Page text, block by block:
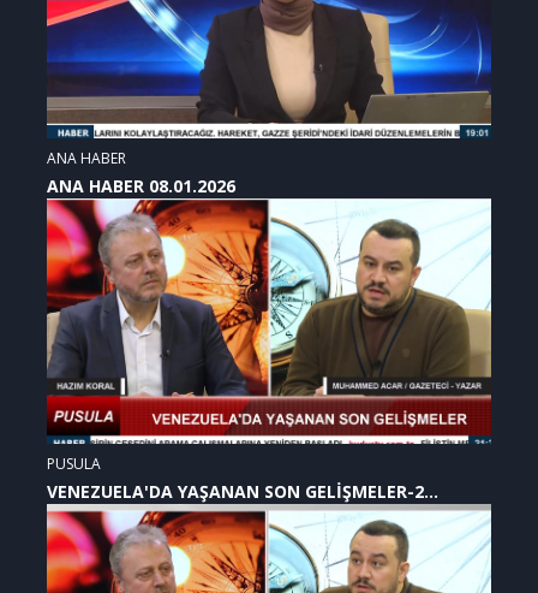
ANA HABER
ANA HABER 08.01.2026
PUSULA
VENEZUELA'DA YAŞANAN SON GELİŞMELER-2
(07.01.2026)